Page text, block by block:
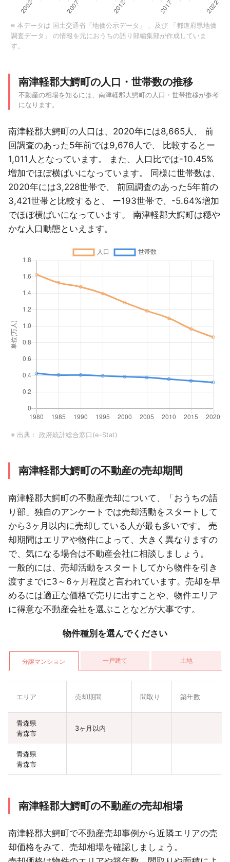
※ 本データは 国土交通省「地価公示データ」 、及び
「都道府県地価
調査データ」
の情報を元におうちの語り部編集部が作成していま
す。
南津軽郡大鰐町の人口・世帯数の推移
不動産の相場を知るには、南津軽郡大鰐町の人口・世帯推移が参考
になります。
南津軽郡大鰐町の人口は、2020年には8,665人、 前
回調査のあった5年前では9,676人で、 比較するとー
1,011人となっています。 また、人口比では-10.45%
増加でほぼ横ばいになっています。 同様に世帯数は、
2020年には3,228世帯で、 前回調査のあった5年前の
3,421世帯と比較すると、 ー193世帯で、-5.64%増加
でほぼ横ばいになっています。 南津軽郡大鰐町は穏や
かな人口動態といえます。
※ 出典： 政府統計総合窓口(e-Stat)
南津軽郡大鰐町の不動産の売却期間
南津軽郡大鰐町の不動産売却について、「おうちの語
り部」独自のアンケートでは売却活動をスタートして
から3ヶ月以内に売却している人が最も多いです。 売
却期間はエリアや物件によって、大きく異なりますの
で、気になる場合は不動産会社に相談しましょう。
一般的には、売却活動をスタートしてから物件を引き
渡すまでに3～6ヶ月程度と言われています。売却を早
めるには適正な価格で売りに出すことや、物件エリア
に得意な不動産会社を選ぶことなどが大事です。
物件種別を選んでください
分譲マンション 一戸建て 土地
エリア 売却期間 間取り 築年数
青森県
青森市
3ヶ月以内
青森県
青森市
南津軽郡大鰐町の不動産の売却相場
南津軽郡大鰐町で不動産売却事例から近隣エリアの売
却価格をみて、売却相場を確認しましょう。